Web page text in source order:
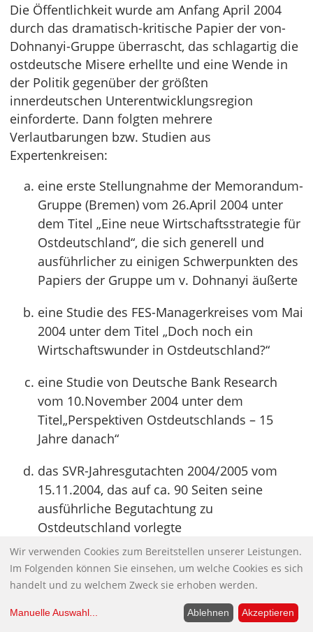
Die Öffentlichkeit wurde am Anfang April 2004
durch das dramatisch-kritische Papier der von-
Dohnanyi-Gruppe überrascht, das schlagartig die
ostdeutsche Misere erhellte und eine Wende in
der Politik gegenüber der größten
innerdeutschen Unterentwicklungsregion
einforderte. Dann folgten mehrere
Verlautbarungen bzw. Studien aus
Expertenkreisen:
eine erste Stellungnahme der Memorandum-
Gruppe (Bremen) vom 26.April 2004 unter
dem Titel „Eine neue Wirtschaftsstrategie für
Ostdeutschland“, die sich generell und
ausführlicher zu einigen Schwerpunkten des
Papiers der Gruppe um v. Dohnanyi äußerte
eine Studie des FES-Managerkreises vom Mai
2004 unter dem Titel „Doch noch ein
Wirtschaftswunder in Ostdeutschland?“
eine Studie von Deutsche Bank Research
vom 10.November 2004 unter dem
Titel„Perspektiven Ostdeutschlands – 15
Jahre danach“
das SVR-Jahresgutachten 2004/2005 vom
15.11.2004, das auf ca. 90 Seiten seine
ausführliche Begutachtung zu
Ostdeutschland vorlegte
die kritische Verlautbarung „Intervention“
aus der „Memorandum-Gruppe“ vom
ostdeutschen Entwicklungschancen aus
Wir verwenden Cookies zum Bereitstellen unserer Leistungen.
Im Folgenden können Sie einsehen, um welche Cookies es sich
handelt und zu welchem Zweck sie erhoben werden.
Manuelle Auswahl... Ablehnen Akzeptieren